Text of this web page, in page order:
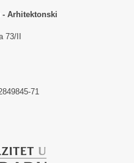
- Arhitektonski
73/II
71